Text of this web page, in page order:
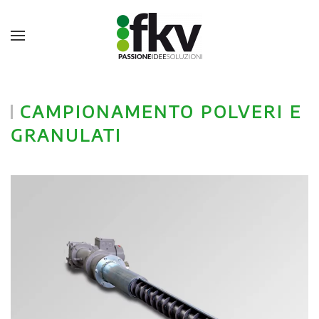
CAMPIONAMENTO POLVERI E
GRANULATI